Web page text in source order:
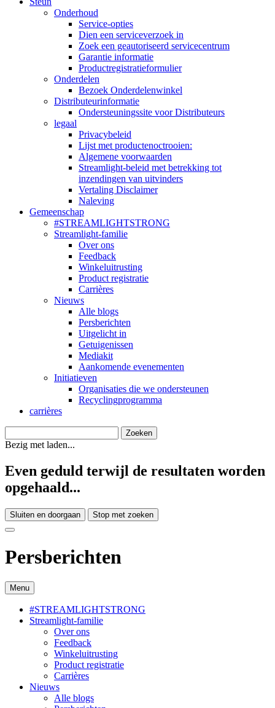
Onderhoud
Service-opties
Dien een serviceverzoek in
Zoek een geautoriseerd servicecentrum
Garantie informatie
Productregistratieformulier
Onderdelen
Bezoek Onderdelenwinkel
Distributeurinformatie
Ondersteuningssite voor Distributeurs
legaal
Privacybeleid
Lijst met productenoctrooien:
Algemene voorwaarden
Streamlight-beleid met betrekking tot
inzendingen van uitvinders
Vertaling Disclaimer
Naleving
Gemeenschap
#STREAMLIGHTSTRONG
Streamlight-familie
Over ons
Feedback
Winkeluitrusting
Product registratie
Carrières
Nieuws
Alle blogs
Persberichten
Uitgelicht in
Getuigenissen
Mediakit
Aankomende evenementen
Initiatieven
Organisaties die we ondersteunen
Recyclingprogramma
carrières
Bezig met laden...
Even geduld terwijl de resultaten worden
opgehaald...
Sluiten en doorgaan Stop met zoeken
Persberichten
Menu
#STREAMLIGHTSTRONG
Streamlight-familie
Over ons
Feedback
Winkeluitrusting
Product registratie
Carrières
Nieuws
Alle blogs